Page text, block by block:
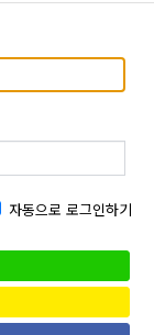
자동으로 로그인하기